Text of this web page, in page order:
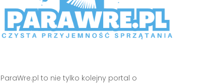
ParaWre.pl to nie tylko kolejny portal o